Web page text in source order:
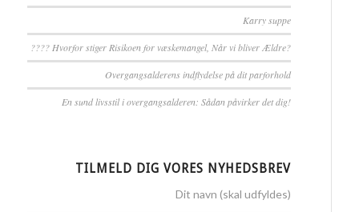
Karry suppe
????️ Hvorfor stiger Risikoen for væskemangel, Når vi bliver Ældre?
Overgangsalderens indflydelse på dit parforhold
En sund livsstil i overgangsalderen: Sådan påvirker det dig!
TILMELD DIG VORES NYHEDSBREV
Dit navn (skal udfyldes)